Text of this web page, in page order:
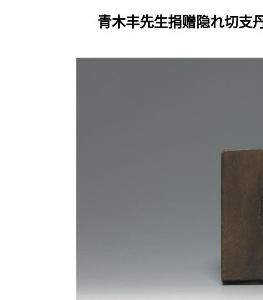
青木丰先生捐赠隐れ切支